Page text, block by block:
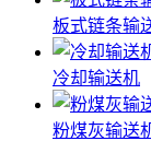
板式链条输
冷却输送机
粉煤灰输送